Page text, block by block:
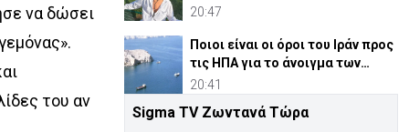
να δώσει
του αν
διακοπές
20:47
Ποιοι είναι οι όροι του Ιράν προς
τις ΗΠΑ για το άνοιγμα των
Στενών του Ορμούζ
20:41
Πάφος: Συνεχίζονται αυστηρά οι
Sigma TV Ζωντανά Τώρα